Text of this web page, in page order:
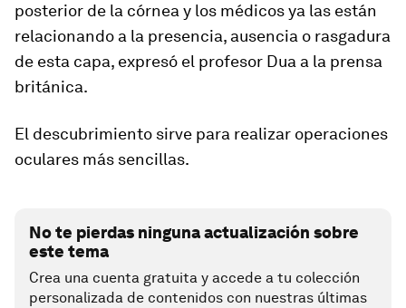
posterior de la córnea y los médicos ya las están
relacionando a la presencia, ausencia o rasgadura
de esta capa, expresó el profesor Dua a la prensa
británica.
El descubrimiento sirve para realizar operaciones
oculares más sencillas.
No te pierdas ninguna actualización sobre
este tema
Crea una cuenta gratuita y accede a tu colección
personalizada de contenidos con nuestras últimas